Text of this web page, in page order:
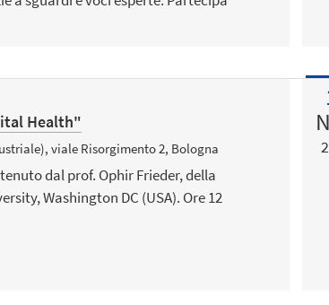
Health"
viale Risorgimento 2, Bologna
dal prof. Ophir Frieder, della
Washington DC (USA). Ore 12